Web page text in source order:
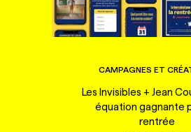
CAMPAGNES ET
Les Invisibles + Jean
équation gagnante
rentrée